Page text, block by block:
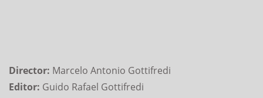
Director: Marcelo Antonio Gottifredi
Editor: Guido Rafael Gottifredi